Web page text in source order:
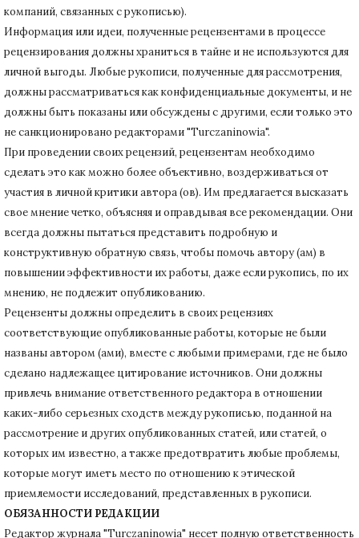
компаний, связанных с рукописью).
Информация или идеи, полученные рецензентами в процессе
рецензирования должны храниться в тайне и не используются для
личной выгоды. Любые рукописи, полученные для рассмотрения,
должны рассматриваться как конфиденциальные документы, и не
должны быть показаны или обсуждены с другими, если только это
не санкционировано редакторами "Turczaninowia".
При проведении своих рецензий, рецензентам необходимо
сделать это как можно более объективно, воздерживаться от
участия в личной критики автора (ов). Им предлагается высказать
свое мнение четко, объясняя и оправдывая все рекомендации. Они
всегда должны пытаться представить подробную и
конструктивную обратную связь, чтобы помочь автору (ам) в
повышении эффективности их работы, даже если рукопись, по их
мнению, не подлежит опубликованию.
Рецензенты должны определить в своих рецензиях
соответствующие опубликованные работы, которые не были
названы автором (ами), вместе с любыми примерами, где не было
сделано надлежащее цитирование источников. Они должны
привлечь внимание ответственного редактора в отношении
каких-либо серьезных сходств между рукописью, поданной на
рассмотрение и других опубликованных статей, или статей, о
которых им известно, а также предотвратить любые проблемы,
которые могут иметь место по отношению к этической
приемлемости исследований, представленных в рукописи.
ОБЯЗАННОСТИ РЕДАКЦИИ
Редактор журнала "Turczaninowia" несет полную ответственность